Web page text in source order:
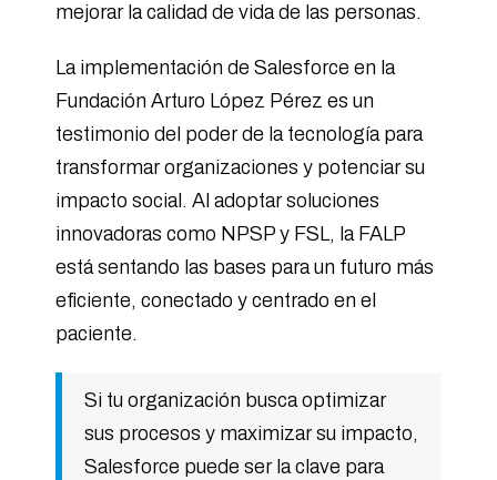
mejorar la calidad de vida de las personas.
La implementación de Salesforce en la
Fundación Arturo López Pérez es un
testimonio del poder de la tecnología para
transformar organizaciones y potenciar su
impacto social. Al adoptar soluciones
innovadoras como NPSP y FSL, la FALP
está sentando las bases para un futuro más
eficiente, conectado y centrado en el
paciente.
Si tu organización busca optimizar
sus procesos y maximizar su impacto,
Salesforce puede ser la clave para